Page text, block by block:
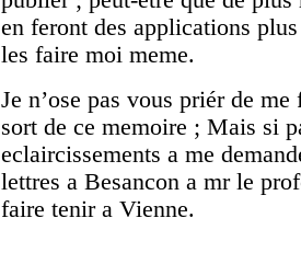
en feront des applications
les faire moi meme.
Je n’ose pas vous priér de
sort de ce memoire ; Mais si
eclaircissements a me
lettres a Besancon a mr le
faire tenir a Vienne.